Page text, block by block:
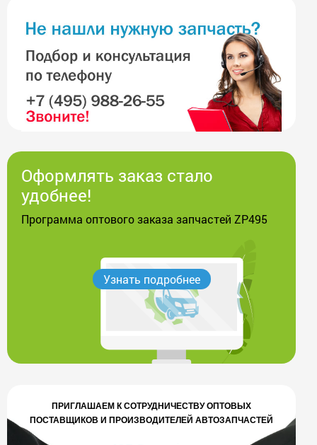
Оформлять заказ стало
удобнее!
Программа оптового заказа запчастей ZP495
Узнать подробнее
ПРИГЛАШАЕМ К СОТРУДНИЧЕСТВУ ОПТОВЫХ
ПОСТАВЩИКОВ И ПРОИЗВОДИТЕЛЕЙ АВТОЗАПЧАСТЕЙ